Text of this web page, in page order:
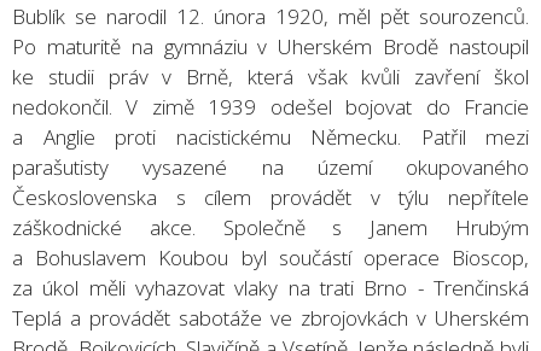
Bublík se narodil 12. února 1920, měl pět sourozenců.
Po maturitě na gymnáziu v Uherském Brodě nastoupil
ke studii práv v Brně, která však kvůli zavření škol
nedokončil. V zimě 1939 odešel bojovat do Francie
a Anglie proti nacistickému Německu. Patřil mezi
parašutisty vysazené na území okupovaného
Československa s cílem provádět v týlu nepřítele
záškodnické akce. Společně s Janem Hrubým
a Bohuslavem Koubou byl součástí operace Bioscop,
za úkol měli vyhazovat vlaky na trati Brno - Trenčinská
Teplá a provádět sabotáže ve zbrojovkách v Uherském